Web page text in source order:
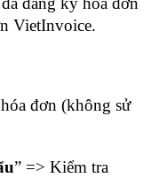
VietInvoice.
đơn (không sử
” => Kiểm tra